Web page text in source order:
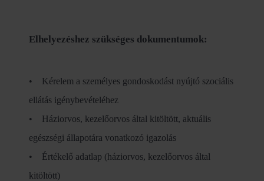
Elhelyezéshez szükséges dokumentumok:
• Kérelem a személyes gondoskodást nyújtó szociális
ellátás igénybevételéhez
• Háziorvos, kezelőorvos által kitöltött, aktuális
egészségi állapotára vonatkozó igazolás
• Értékelő adatlap (háziorvos, kezelőorvos által
kitöltött)